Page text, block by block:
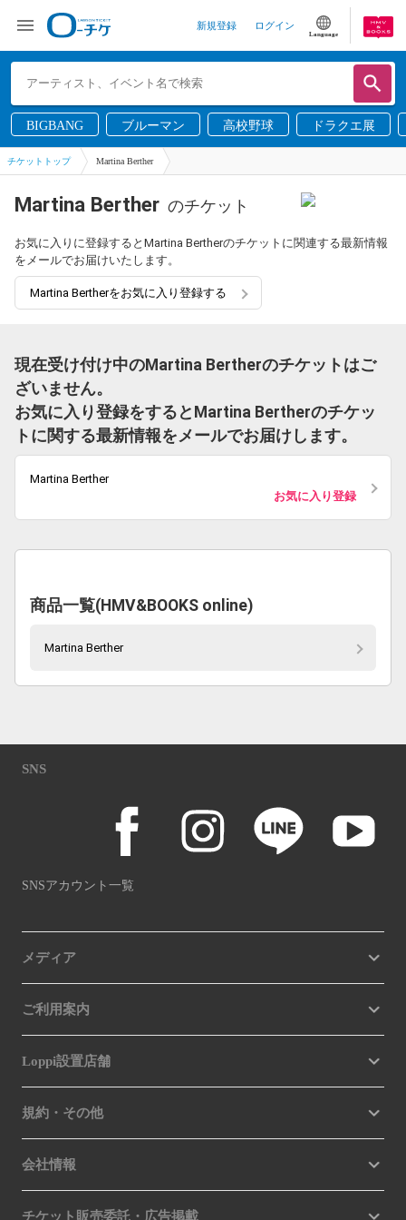
新規登録 ログイン
Language
BIGBANG ブルーマン 高校野球 ドラクエ展
チケットトップ Martina Berther
Martina Berther のチケット
お気に入りに登録するとMartina Bertherのチケットに関連する最新情報
をメールでお届けいたします。
Martina Bertherをお気に入り登録する
現在受け付け中のMartina Bertherのチケットはご
ざいません。
お気に入り登録をするとMartina Bertherのチケッ
トに関する最新情報をメールでお届けします。
Martina Berther
お気に入り登録
商品一覧(HMV&BOOKS online)
Martina Berther
SNS
SNSアカウント一覧
メディア
ご利用案内
Loppi設置店舗
規約・その他
会社情報
チケット販売委託・広告掲載